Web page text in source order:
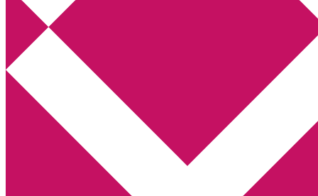
Annikas litteratur- och kulturblogg
Deckare, kriminalromaner, thrillers
Hem
Boktolva
Författarfemman
Kontakt
Webbshop Amazon